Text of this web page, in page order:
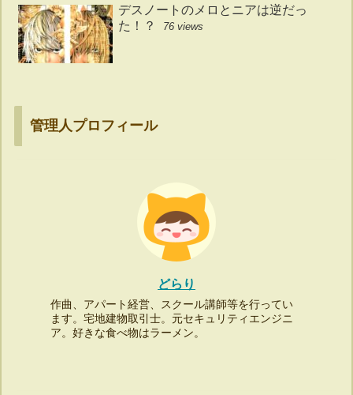
デスノートのメロとニアは逆だっ
た！？
76 views
管理人プロフィール
どらり
作曲、アパート経営、スクール講師等を行ってい
ます。宅地建物取引士。元セキュリティエンジニ
ア。好きな食べ物はラーメン。